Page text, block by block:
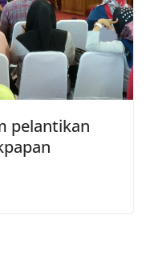
pelantikan